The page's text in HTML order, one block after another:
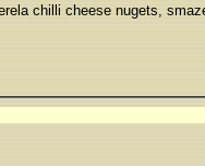
chilli cheese nugets,